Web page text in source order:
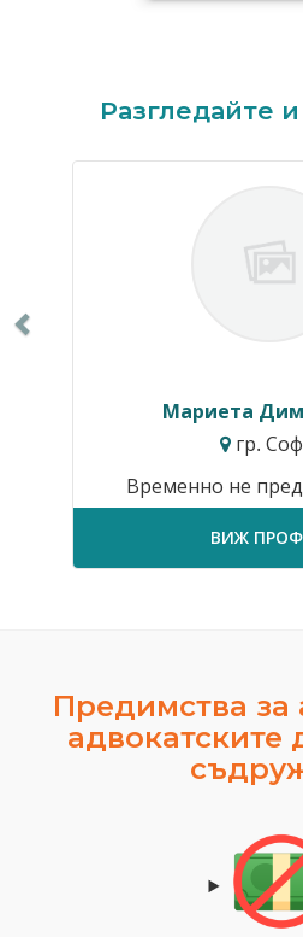
Разгледайте
Мариета
гр.
Временно не
ВИЖ
Предимства за
адвокатските